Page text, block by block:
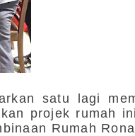
satu lagi
projek rumah
Rumah